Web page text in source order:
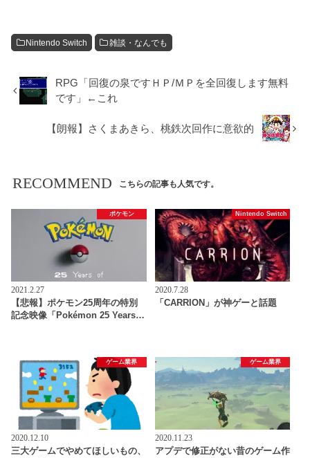
Nintendo Switch 雑談・なんでも
RPG「回復の泉ですＨＰ/ＭＰを全回復します無料
です」←これ
【朗報】さくまあきら、桃鉄次回作に意欲的
RECOMMEND こちらの記事も人気です。
ポケモン
2021.2.27
【悲報】ポケモン25周年の特別
記念映像「Pokémon 25 Years…
Nintendo Switch
2020.7.28
「CARRION」が神ゲーと話題
ゲーム業界
2020.12.10
三大ゲームでやめてほしいもの、
ゲーム業界
2020.11.23
アプデで修正がない昔のゲーム作